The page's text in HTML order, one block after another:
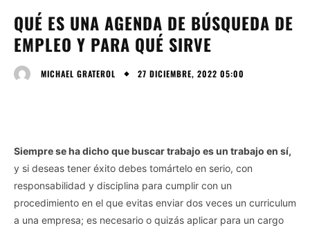
QUÉ ES UNA AGENDA DE BÚSQUEDA DE
EMPLEO Y PARA QUÉ SIRVE
MICHAEL GRATEROL 27 DICIEMBRE, 2022 05:00
Siempre se ha dicho que buscar trabajo es un trabajo en sí,
y si deseas tener éxito debes tomártelo en serio, con
responsabilidad y disciplina para cumplir con un
procedimiento en el que evitas enviar dos veces un curriculum
a una empresa; es necesario o quizás aplicar para un cargo